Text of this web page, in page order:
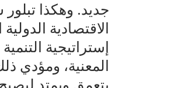
جديد. وهكذا
الاقتصادية
إستراتيجية
المعنية، ومؤدي